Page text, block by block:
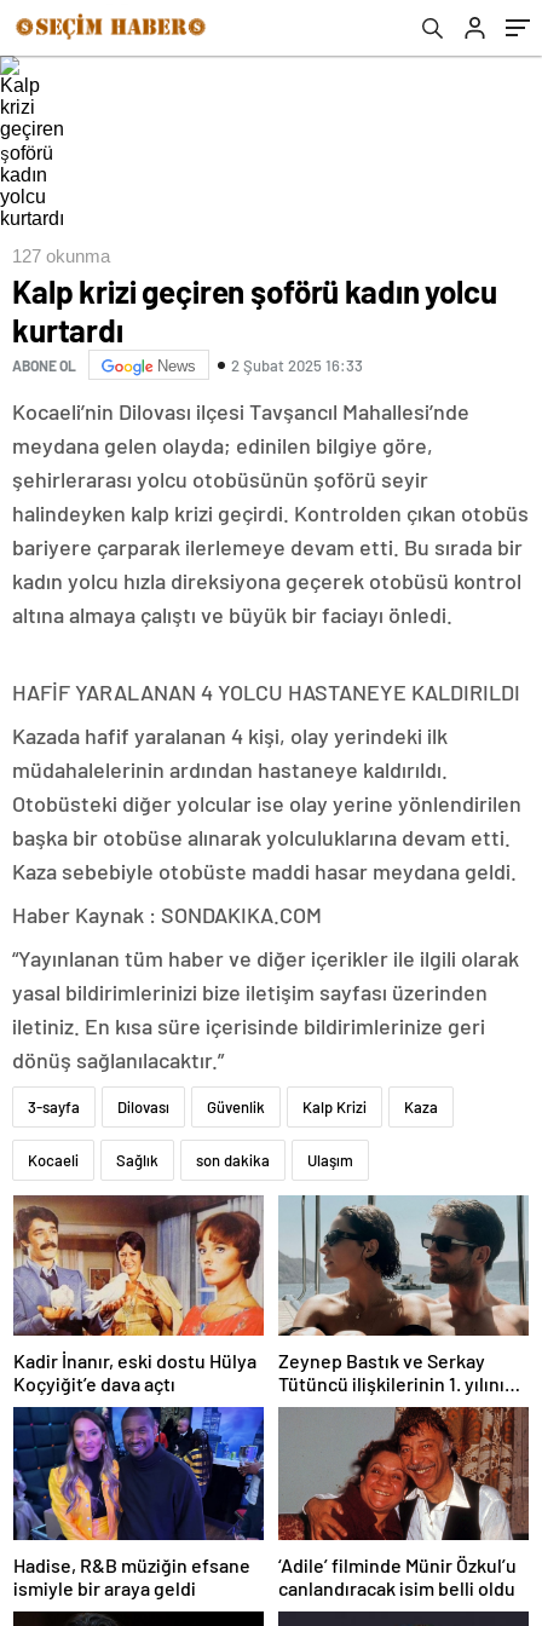
127 okunma
Kalp krizi geçiren şoförü kadın yolcu
kurtardı
ABONE OL News 2 Şubat 2025 16:33
Kocaeli’nin Dilovası ilçesi Tavşancıl Mahallesi’nde
meydana gelen olayda; edinilen bilgiye göre,
şehirlerarası yolcu otobüsünün şoförü seyir
halindeyken kalp krizi geçirdi. Kontrolden çıkan otobüs
bariyere çarparak ilerlemeye devam etti. Bu sırada bir
kadın yolcu hızla direksiyona geçerek otobüsü kontrol
altına almaya çalıştı ve büyük bir faciayı önledi.
HAFİF YARALANAN 4 YOLCU HASTANEYE KALDIRILDI
Kazada hafif yaralanan 4 kişi, olay yerindeki ilk
müdahalelerinin ardından hastaneye kaldırıldı.
Otobüsteki diğer yolcular ise olay yerine yönlendirilen
başka bir otobüse alınarak yolculuklarına devam etti.
Kaza sebebiyle otobüste maddi hasar meydana geldi.
Haber Kaynak : SONDAKIKA.COM
“Yayınlanan tüm haber ve diğer içerikler ile ilgili olarak
yasal bildirimlerinizi bize iletişim sayfası üzerinden
iletiniz. En kısa süre içerisinde bildirimlerinize geri
dönüş sağlanılacaktır.”
3-sayfa Dilovası Güvenlik Kalp Krizi Kaza
Kocaeli Sağlık son dakika Ulaşım
Kadir İnanır, eski dostu Hülya
Koçyiğit’e dava açtı
Zeynep Bastık ve Serkay
Tütüncü ilişkilerinin 1. yılını
kutladı
Hadise, R&B müziğin efsane
ismiyle bir araya geldi
‘Adile’ filminde Münir Özkul’u
canlandıracak isim belli oldu